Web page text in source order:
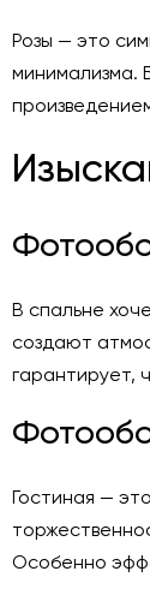
Розы — это
минимализма.
В спальне
создают
гарантирует,
Гостиная —
Особенно